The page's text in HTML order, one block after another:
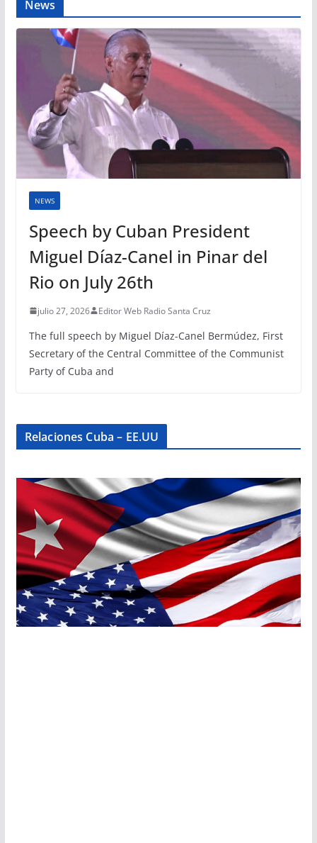
News
NEWS
Speech by Cuban President
Miguel Díaz-Canel in Pinar del
Rio on July 26th
julio 27, 2026 Editor Web Radio Santa Cruz
The full speech by Miguel Díaz-Canel Bermúdez, First
Secretary of the Central Committee of the Communist
Party of Cuba and
Relaciones Cuba – EE.UU